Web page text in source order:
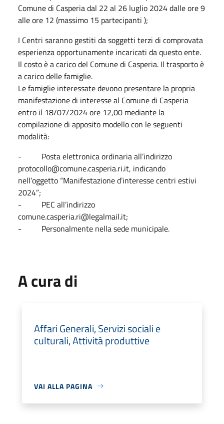
Comune di Casperia dal 22 al 26 luglio 2024 dalle ore 9
alle ore 12 (massimo 15 partecipanti );
I Centri saranno gestiti da soggetti terzi di comprovata
esperienza opportunamente incaricati da questo ente.
Il costo è a carico del Comune di Casperia. Il trasporto è
a carico delle famiglie.
Le famiglie interessate devono presentare la propria
manifestazione di interesse al Comune di Casperia
entro il 18/07/2024 ore 12,00 mediante la
compilazione di apposito modello con le seguenti
modalità:
- Posta elettronica ordinaria all’indirizzo
protocollo@comune.casperia.ri.it, indicando
nell’oggetto “Manifestazione d’interesse centri estivi
2024”;
- PEC all’indirizzo
comune.casperia.ri@legalmail.it;
- Personalmente nella sede municipale.
A cura di
Affari Generali, Servizi sociali e
culturali, Attività produttive
VAI ALLA PAGINA